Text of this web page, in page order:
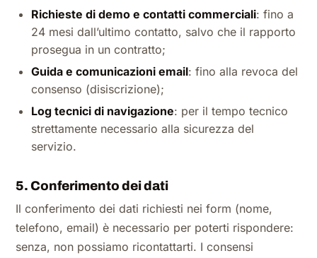
Richieste di demo e contatti commerciali: fino a
24 mesi dall’ultimo contatto, salvo che il rapporto
prosegua in un contratto;
Guida e comunicazioni email: fino alla revoca del
consenso (disiscrizione);
Log tecnici di navigazione: per il tempo tecnico
strettamente necessario alla sicurezza del
servizio.
5. Conferimento dei dati
Il conferimento dei dati richiesti nei form (nome,
telefono, email) è necessario per poterti rispondere:
senza, non possiamo ricontattarti. I consensi